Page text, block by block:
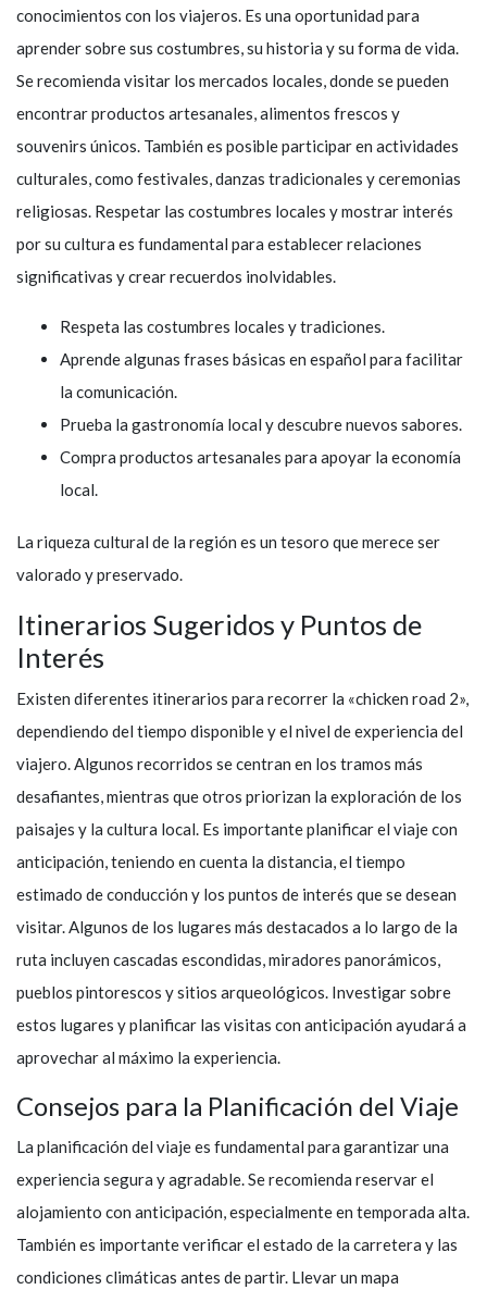
conocimientos con los viajeros. Es una oportunidad para
aprender sobre sus costumbres, su historia y su forma de vida.
Se recomienda visitar los mercados locales, donde se pueden
encontrar productos artesanales, alimentos frescos y
souvenirs únicos. También es posible participar en actividades
culturales, como festivales, danzas tradicionales y ceremonias
religiosas. Respetar las costumbres locales y mostrar interés
por su cultura es fundamental para establecer relaciones
significativas y crear recuerdos inolvidables.
Respeta las costumbres locales y tradiciones.
Aprende algunas frases básicas en español para facilitar
la comunicación.
Prueba la gastronomía local y descubre nuevos sabores.
Compra productos artesanales para apoyar la economía
local.
La riqueza cultural de la región es un tesoro que merece ser
valorado y preservado.
Itinerarios Sugeridos y Puntos de
Interés
Existen diferentes itinerarios para recorrer la «chicken road 2»,
dependiendo del tiempo disponible y el nivel de experiencia del
viajero. Algunos recorridos se centran en los tramos más
desafiantes, mientras que otros priorizan la exploración de los
paisajes y la cultura local. Es importante planificar el viaje con
anticipación, teniendo en cuenta la distancia, el tiempo
estimado de conducción y los puntos de interés que se desean
visitar. Algunos de los lugares más destacados a lo largo de la
ruta incluyen cascadas escondidas, miradores panorámicos,
pueblos pintorescos y sitios arqueológicos. Investigar sobre
estos lugares y planificar las visitas con anticipación ayudará a
aprovechar al máximo la experiencia.
Consejos para la Planificación del Viaje
La planificación del viaje es fundamental para garantizar una
experiencia segura y agradable. Se recomienda reservar el
alojamiento con anticipación, especialmente en temporada alta.
También es importante verificar el estado de la carretera y las
condiciones climáticas antes de partir. Llevar un mapa